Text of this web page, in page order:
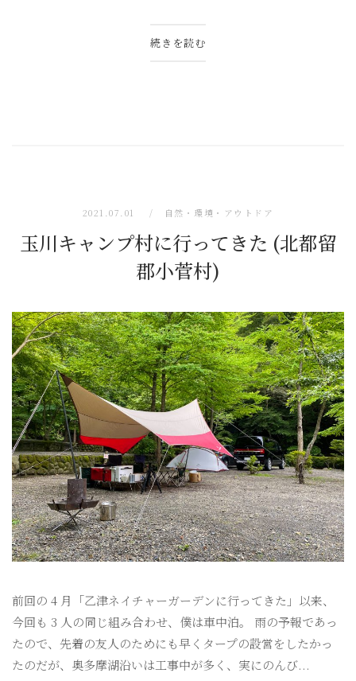
続きを読む
2021.07.01 自然・環境・アウトドア
玉川キャンプ村に行ってきた (北都留
郡小菅村)
前回の 4 月「乙津ネイチャーガーデンに行ってきた」以来、
今回も 3 人の同じ組み合わせ、僕は車中泊。 雨の予報であっ
たので、先着の友人のためにも早くタープの設営をしたかっ
たのだが、奥多摩湖沿いは工事中が多く、実にのんび...